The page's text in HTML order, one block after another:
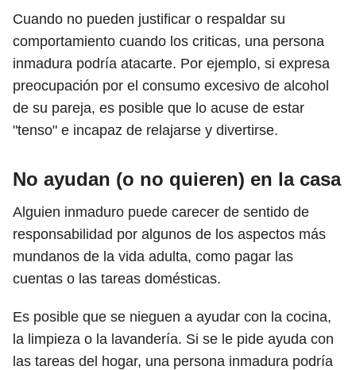
Cuando no pueden justificar o respaldar su
comportamiento cuando los criticas, una persona
inmadura podría atacarte. Por ejemplo, si expresa
preocupación por el consumo excesivo de alcohol
de su pareja, es posible que lo acuse de estar
"tenso" e incapaz de relajarse y divertirse.
No ayudan (o no quieren) en la casa
Alguien inmaduro puede carecer de sentido de
responsabilidad por algunos de los aspectos más
mundanos de la vida adulta, como pagar las
cuentas o las tareas domésticas.
Es posible que se nieguen a ayudar con la cocina,
la limpieza o la lavandería. Si se le pide ayuda con
las tareas del hogar, una persona inmadura podría